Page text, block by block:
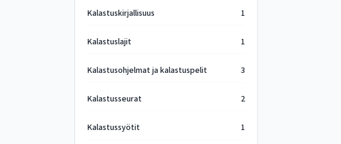
Kalastuskirjallisuus 1
Kalastuslajit 1
Kalastusohjelmat ja kalastuspelit 3
Kalastusseurat 2
Kalastussyötit 1